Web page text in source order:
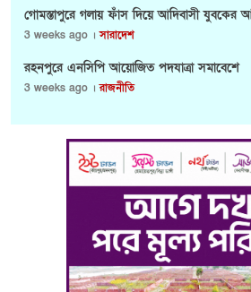
গোমস্তাপুরে গলায় ফাঁস দিয়ে আদিবাসী যুবকের
3 weeks ago ।সারাদেশ
রহনপুরে এনসিপি আয়োজিত পদযাত্রা সমাবেশে
3 weeks ago ।রাজনীতি